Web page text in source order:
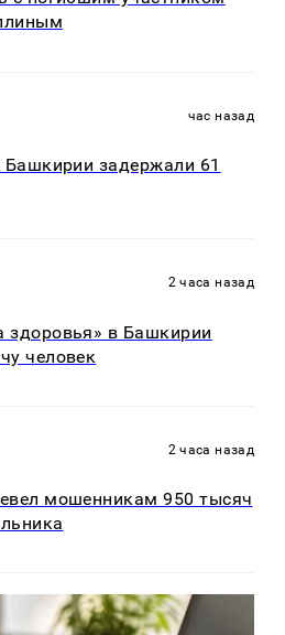
час назад
Башкирии задержали 61
2 часа назад
здоровья» в Башкирии
человек
2 часа назад
мошенникам 950 тысяч